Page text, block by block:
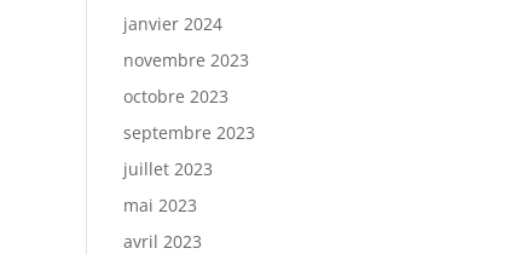
janvier 2024
novembre 2023
octobre 2023
septembre 2023
juillet 2023
mai 2023
avril 2023